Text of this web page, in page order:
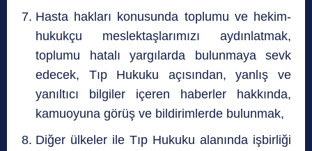
Hasta hakları konusunda toplumu ve hekim-
hukukçu meslektaşlarımızı aydınlatmak,
toplumu hatalı yargılarda bulunmaya sevk
edecek, Tıp Hukuku açısından, yanlış ve
yanıltıcı bilgiler içeren haberler hakkında,
kamuoyuna görüş ve bildirimlerde bulunmak,
Diğer ülkeler ile Tıp Hukuku alanında işbirliği